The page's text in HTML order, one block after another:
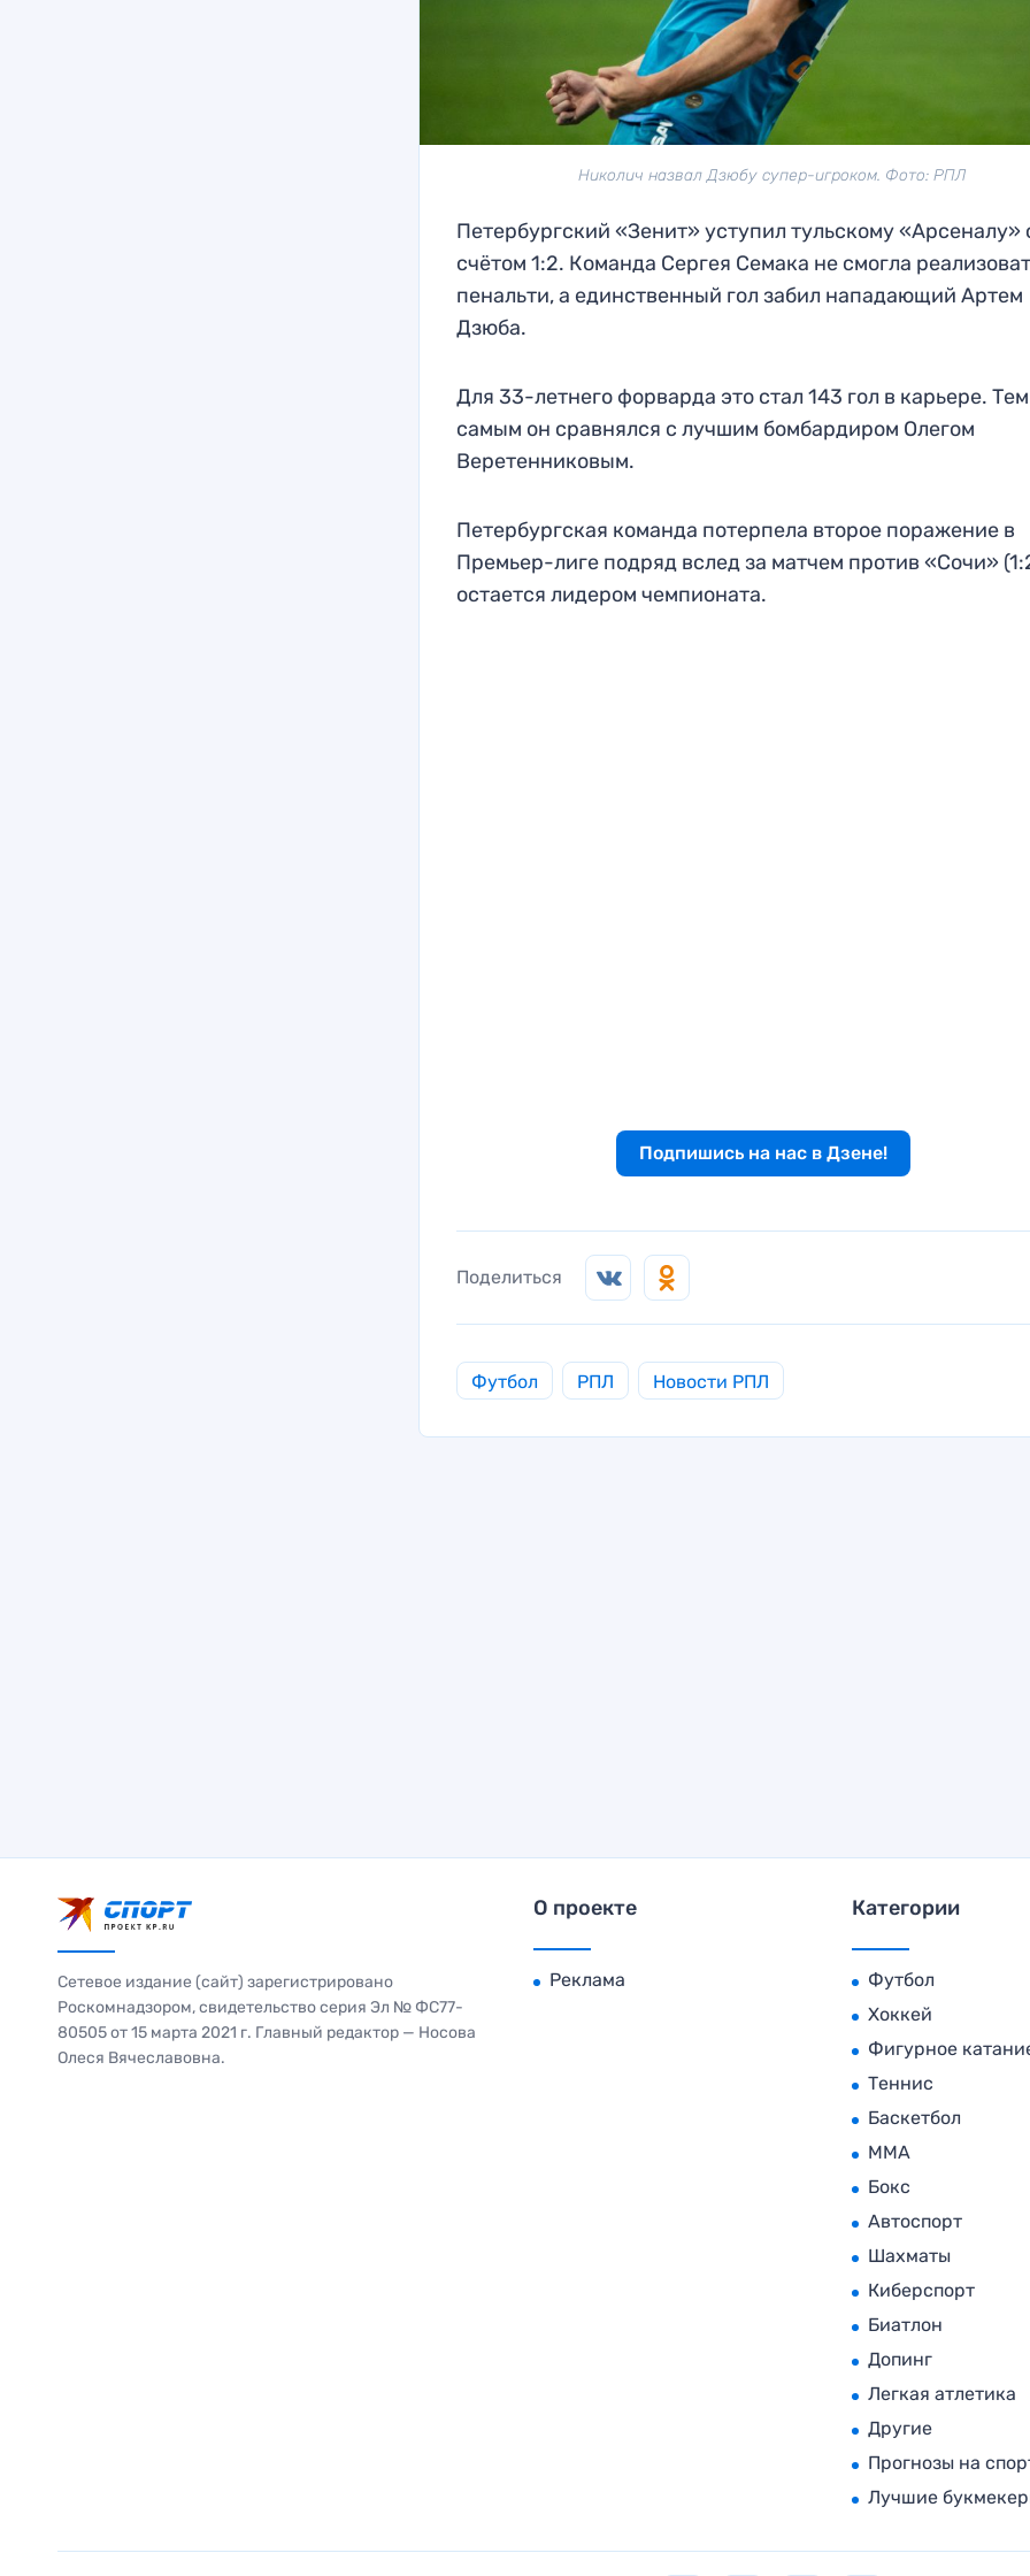
Николич назвал Дзюбу супер-игроком. Фото: РПЛ
Петербургский «Зенит» уступил тульскому «Арсеналу»
счётом 1:2. Команда Сергея Семака не смогла
пенальти, а единственный гол забил нападающий Артем
Дзюба.
Для 33-летнего форварда это стал 143 гол в карьере. Тем
самым он сравнялся с лучшим бомбардиром Олегом
Веретенниковым.
Петербургская команда потерпела второе поражение в
Премьер-лиге подряд вслед за матчем против «Сочи»
остается лидером чемпионата.
Подпишись на нас в Дзене!
Поделиться
Футбол РПЛ Новости РПЛ
Сетевое издание (сайт) зарегистрировано
Роскомнадзором, свидетельство серия Эл № ФС77-
80505 от 15 марта 2021 г. Главный редактор — Носова
Олеся Вячеславовна.
О проекте
Реклама
Категории
Футбол
Хоккей
Фигурное
Теннис
Баскетбол
MMA
Бокс
Автоспорт
Шахматы
Киберспорт
Биатлон
Допинг
Легкая атлетика
Другие
Прогнозы на
Лучшие